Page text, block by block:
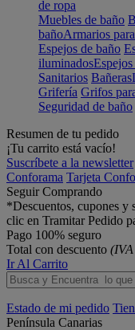
de ropa
Muebles de baño
bañoArmarios
Espejos de baño
iluminados
Sanitarios Bañeras
Grifería Grifos
Seguridad de baño
Resumen de tu pedido
¡Tu carrito está vacío!
Suscríbete a la newsletter
Conforama Tarjeta
Seguir Comprando
*Descuentos, cupones y
clic en Tramitar Pedido
Pago 100% seguro
Total con descuento
Ir Al Carrito
Estado de mi pedido
Península Canarias